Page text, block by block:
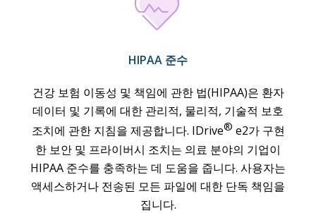
HIPAA 준수
건강 보험 이동성 및 책임에 관한 법(HIPAA)은 환자
데이터 및 기록에 대한 관리적, 물리적, 기술적 보호
조치에 관한 지침을 제공합니다. IDrive® e2가 구현
한 보안 및 프라이버시 조치는 의료 분야의 기업이
HIPAA 준수를 충족하는 데 도움을 줍니다. 사용자는
액세스하거나 전송된 모든 파일에 대한 단독 책임을
집니다.